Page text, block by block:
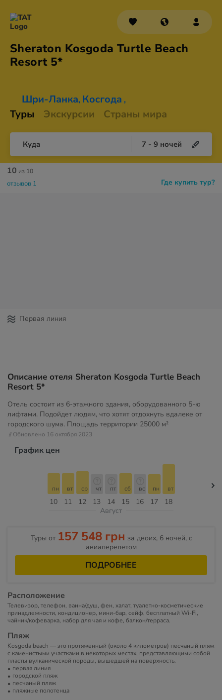
Sheraton Kosgoda Turtle Beach
Resort 5*
Шри-Ланка, Косгода ,
Туры Экскурсии Страны мира
Куда 7 - 9 ночей
Где купить тур?
10 из 10
отзывов 1
Первая линия
Описание отеля Sheraton Kosgoda Turtle Beach
Resort 5*
Отель состоит из 6-этажного здания, оборудованного 5-ю
лифтами. Подойдет людям, что хотят отдохнуть вдалеке от
городского шума. Площадь территории 25000 м²
// Обновлено 16 октября 2023
График цен
10
пн
11
вт
12
ср
13
чт
14
пт
15
сб
16
вс
17
пн
18
вт
Август
Туры от 157 548 грн за двоих, 6 ночей, c
авиаперелетом
ПОДРОБНЕЕ
Расположение
Телевизор, телефон, ванна/душ, фен, халат, туалетно-косметические
принадлежности, кондиционер, мини-бар, сейф, бесплатный Wi-Fi,
чайник/кофеварка, набор для чая и кофе, балкон/терраса.
Пляж
Kosgoda beach — это протяженный (около 4 километров) песчаный пляж
с каменистыми участками в некоторых местах, представляющими собой
пласты вулканической породы, вышедшей на поверхность.
первая линия
городской пляж
песчаный пляж
пляжные полотенца